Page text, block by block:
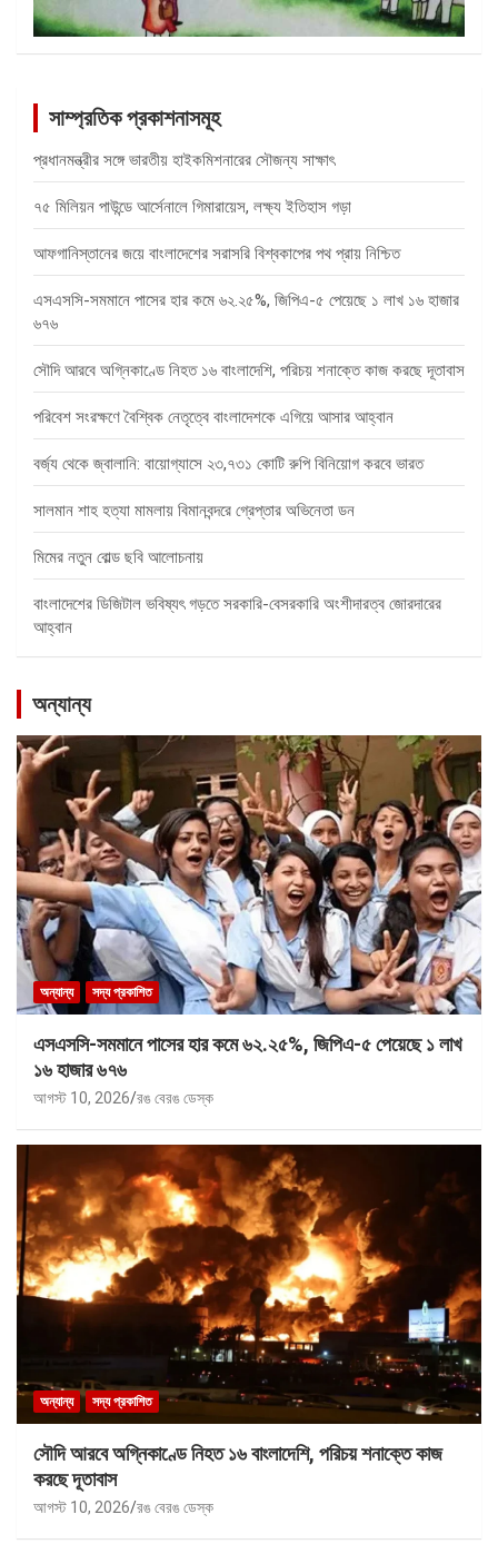
সাম্প্রতিক প্রকাশনাসমূহ
প্রধানমন্ত্রীর সঙ্গে ভারতীয় হাইকমিশনারের সৌজন্য সাক্ষাৎ
৭৫ মিলিয়ন পাউন্ডে আর্সেনালে গিমারায়েস, লক্ষ্য ইতিহাস গড়া
আফগানিস্তানের জয়ে বাংলাদেশের সরাসরি বিশ্বকাপের পথ প্রায় নিশ্চিত
এসএসসি-সমমানে পাসের হার কমে ৬২.২৫%, জিপিএ-৫ পেয়েছে ১ লাখ ১৬ হাজার
৬৭৬
সৌদি আরবে অগ্নিকাণ্ডে নিহত ১৬ বাংলাদেশি, পরিচয় শনাক্তে কাজ করছে দূতাবাস
পরিবেশ সংরক্ষণে বৈশ্বিক নেতৃত্বে বাংলাদেশকে এগিয়ে আসার আহ্বান
বর্জ্য থেকে জ্বালানি: বায়োগ্যাসে ২৩,৭৩১ কোটি রুপি বিনিয়োগ করবে ভারত
সালমান শাহ হত্যা মামলায় বিমানবন্দরে গ্রেপ্তার অভিনেতা ডন
মিমের নতুন বোল্ড ছবি আলোচনায়
বাংলাদেশের ডিজিটাল ভবিষ্যৎ গড়তে সরকারি-বেসরকারি অংশীদারত্ব জোরদারের
আহ্বান
অন্যান্য
অন্যান্য সদ্য প্রকাশিত
এসএসসি-সমমানে পাসের হার কমে ৬২.২৫%, জিপিএ-৫ পেয়েছে ১ লাখ
১৬ হাজার ৬৭৬
আগস্ট 10, 2026 রঙ বেরঙ ডেস্ক
অন্যান্য সদ্য প্রকাশিত
সৌদি আরবে অগ্নিকাণ্ডে নিহত ১৬ বাংলাদেশি, পরিচয় শনাক্তে কাজ
করছে দূতাবাস
আগস্ট 10, 2026 রঙ বেরঙ ডেস্ক